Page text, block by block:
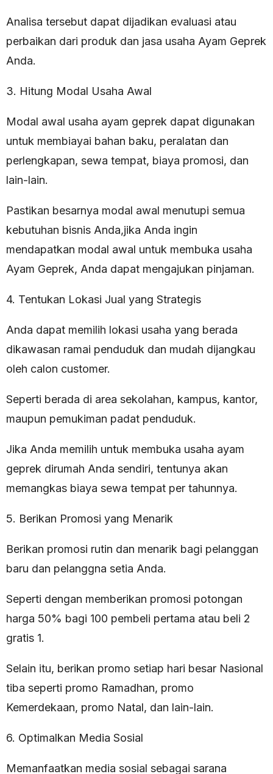
Analisa tersebut dapat dijadikan evaluasi atau
perbaikan dari produk dan jasa usaha Ayam Geprek
Anda.
3. Hitung Modal Usaha Awal
Modal awal usaha ayam geprek dapat digunakan
untuk membiayai bahan baku, peralatan dan
perlengkapan, sewa tempat, biaya promosi, dan
lain-lain.
Pastikan besarnya modal awal menutupi semua
kebutuhan bisnis Anda,jika Anda ingin
mendapatkan modal awal untuk membuka usaha
Ayam Geprek, Anda dapat mengajukan pinjaman.
4. Tentukan Lokasi Jual yang Strategis
Anda dapat memilih lokasi usaha yang berada
dikawasan ramai penduduk dan mudah dijangkau
oleh calon customer.
Seperti berada di area sekolahan, kampus, kantor,
maupun pemukiman padat penduduk.
Jika Anda memilih untuk membuka usaha ayam
geprek dirumah Anda sendiri, tentunya akan
memangkas biaya sewa tempat per tahunnya.
5. Berikan Promosi yang Menarik
Berikan promosi rutin dan menarik bagi pelanggan
baru dan pelanggna setia Anda.
Seperti dengan memberikan promosi potongan
harga 50% bagi 100 pembeli pertama atau beli 2
gratis 1.
Selain itu, berikan promo setiap hari besar Nasional
tiba seperti promo Ramadhan, promo
Kemerdekaan, promo Natal, dan lain-lain.
6. Optimalkan Media Sosial
Memanfaatkan media sosial sebagai sarana